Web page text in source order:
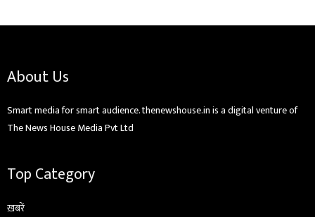
About Us
Smart media for smart audience. thenewshouse.in is a digital venture of
The News House Media Pvt Ltd
Top Category
ख़बरें